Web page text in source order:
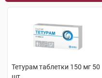
Тетурам таблетки 150 мг 50